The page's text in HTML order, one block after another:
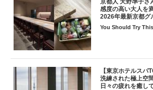
京都人 天野準子さ
感度の高い大人を
2026年最新京都グ
You Should Try
【東京ホテルスパ
洗練された極上空
日々の疲れを癒し